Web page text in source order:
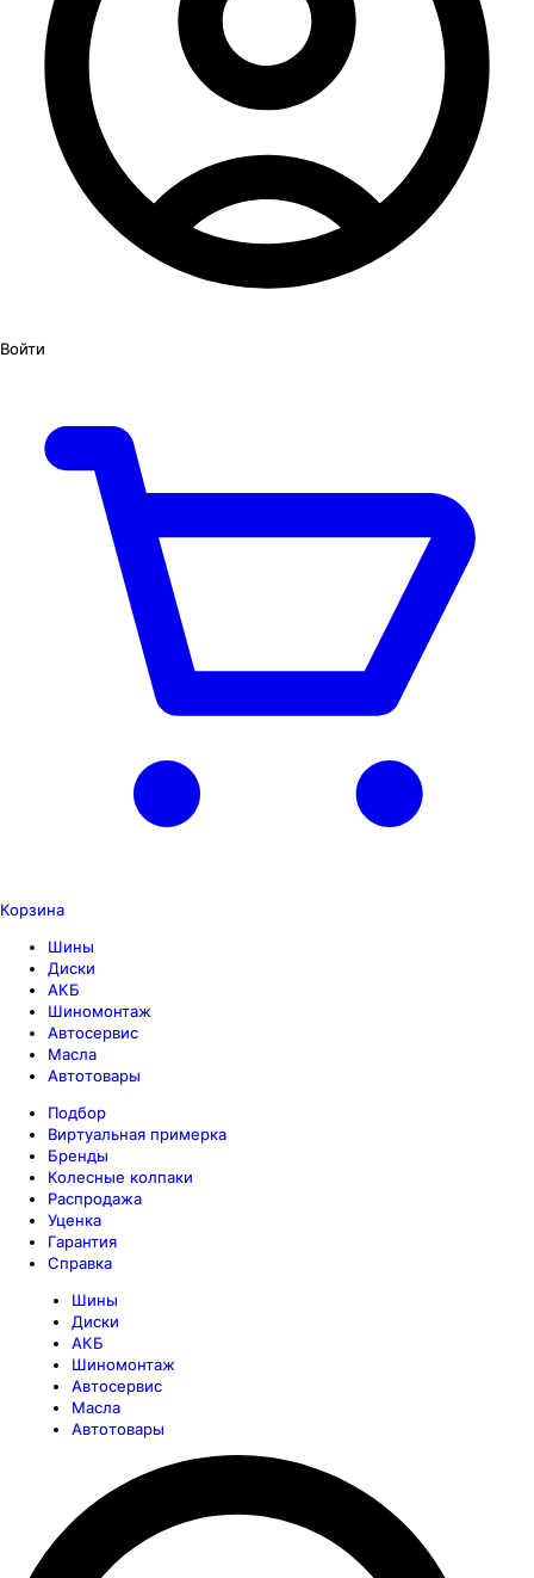
Войти
Корзина
Шины
Диски
АКБ
Шиномонтаж
Автосервис
Масла
Автотовары
Подбор
Виртуальная примерка
Бренды
Колесные колпаки
Распродажа
Уценка
Гарантия
Справка
Шины
Диски
АКБ
Шиномонтаж
Автосервис
Масла
Автотовары